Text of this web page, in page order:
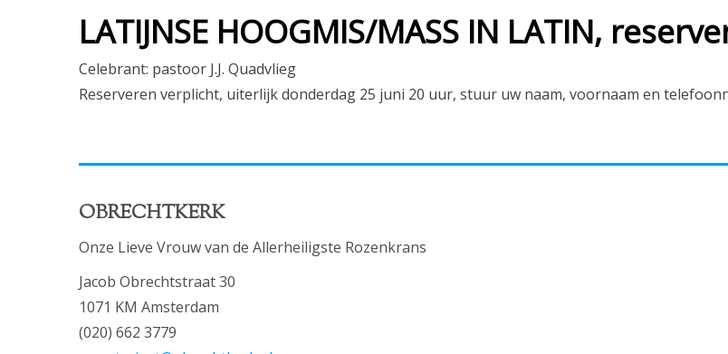
LATIJNSE HOOGMIS/MASS IN LATIN,
Celebrant: pastoor J.J. Quadvlieg
Reserveren verplicht, uiterlijk donderdag 25 juni 20 uur, stuur uw naam, voornaam en
OBRECHTKERK
Onze Lieve Vrouw van de Allerheiligste Rozenkrans
Jacob Obrechtstraat 30
1071 KM Amsterdam
(020) 662 3779